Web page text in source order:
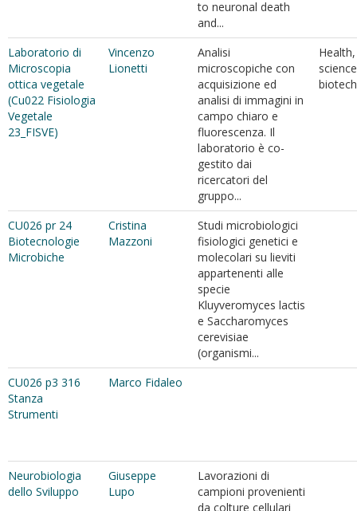
to neuronal death
and...
Laboratorio di
Microscopia
ottica vegetale
(Cu022 Fisiologia
Vegetale
23_FISVE)
Vincenzo
Lionetti
Analisi
microscopiche con
acquisizione ed
analisi di immagini in
campo chiaro e
fluorescenza. Il
laboratorio è co-
gestito dai
ricercatori del
gruppo...
CU026 pr 24
Biotecnologie
Microbiche
Cristina
Mazzoni
Studi microbiologici
fisiologici genetici e
molecolari su lieviti
appartenenti alle
specie
Kluyveromyces lactis
e Saccharomyces
cerevisiae
(organismi...
CU026 p3 316
Stanza
Strumenti
Marco Fidaleo
Neurobiologia
dello Sviluppo
Giuseppe
Lupo
Lavorazioni di
campioni provenienti
da colture cellulari